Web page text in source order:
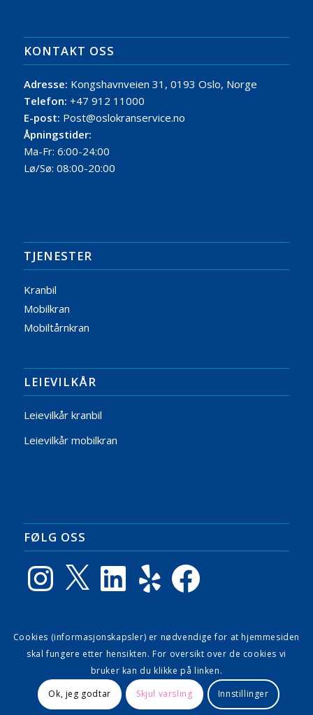
KONTAKT OSS
Adresse: Kongshavnveien 31, 0193 Oslo, Norge
Telefon: +47 912 11000
E-post: Post@oslokranservice.no
Åpningstider:
Ma-Fr: 6:00-24:00
Lø/Sø: 08:00-20:00
TJENESTER
Kranbil
Mobilkran
Mobiltårnkran
LEIEVILKÅR
Leievilkår kranbil
Leievilkår mobilkran
FØLG OSS
Instagram LinkedIn Yelp Facebook
GOOGLE ANMELDELSER
Cookies (informasjonskapsler) er nødvendige for at hjemmesiden
skal fungere etter hensikten. For oversikt over de cookies vi
bruker kan du klikke på linken.
Ok, jeg godtar
Skjul varsling Innstillinger